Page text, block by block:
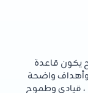
يكون قاعدة
واضحة
قيادي وطموح